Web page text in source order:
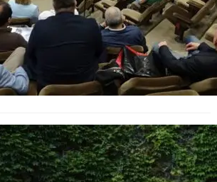
Варна отличи своите почетни
граждани за 2025 година.